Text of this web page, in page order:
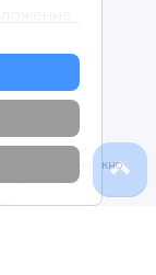
с доставкой
возможно
сайта.